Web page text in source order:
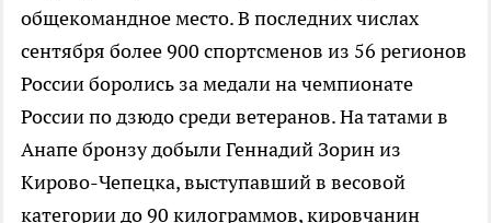
общекомандное место.В последних числах
сентября более 900 спортсменов из 56 регионов
России боролись за медали на чемпионате
России по дзюдо среди ветеранов. На татами в
Анапе бронзу добыли Геннадий Зорин из
Кирово-Чепецка, выступавший в весовой
категории до 90 килограммов, кировчанин